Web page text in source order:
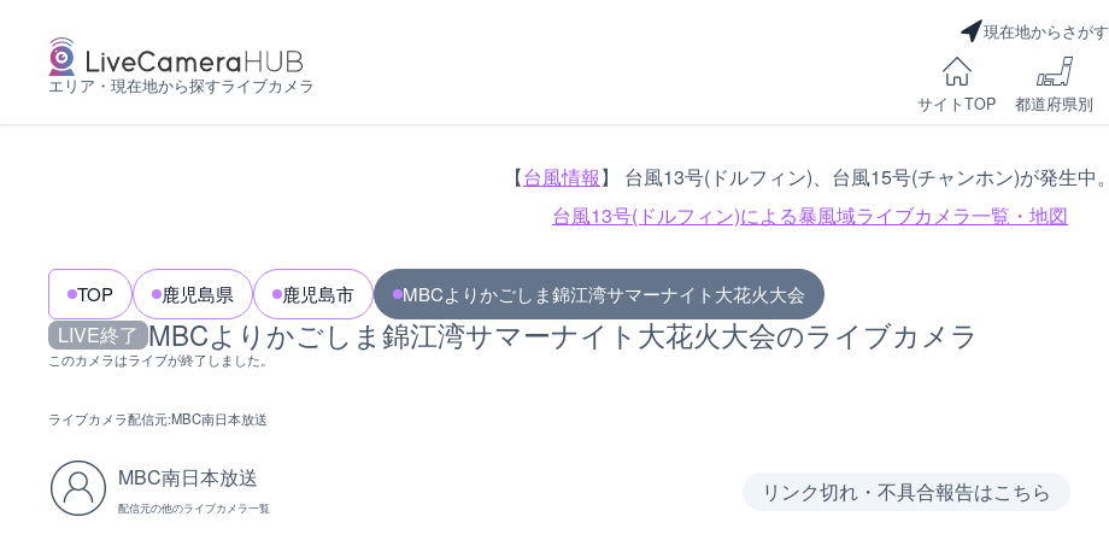
エリア・現在地から探すライブカメラ
現在地からさがす
サイトTOP 都道府県別
【台風情報】 台風13号(ドルフィン)、台風15号(チャンホン)が発生中。
台風13号(ドルフィン)による暴風域ライブカメラ一覧・地図
TOP 鹿児島県 鹿児島市 MBCよりかごしま錦江湾サマーナイト大花火大会
LIVE終了 MBCよりかごしま錦江湾サマーナイト大花火大会のライブカメラ
このカメラはライブが終了しました。
ライブカメラ配信元:MBC南日本放送
MBC南日本放送
配信元の他のライブカメラ一覧
リンク切れ・不具合報告はこちら